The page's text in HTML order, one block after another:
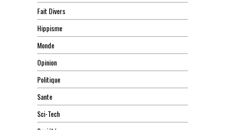
Fait Divers
Hippisme
Monde
Opinion
Politique
Sante
Sci-Tech